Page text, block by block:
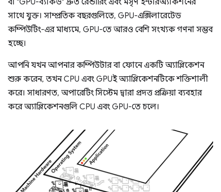
বা "GPU-ব্যাকড" দ্রুত রেন্ডারিং এবং মসৃণ ইন্টারঅ্যাকশনের
সাথে যুক্ত। সাম্প্রতিক বছরগুলিতে, GPU-এক্সিলারেটেড
কম্পিউটিং-এর মাধ্যমে, GPU-তে আরও বেশি সংখ্যক গণনা সম্ভব
হচ্ছে।
আপনি যখন আপনার কম্পিউটার বা ফোনে একটি অ্যাপ্লিকেশন
শুরু করেন, তখন CPU এবং GPUই অ্যাপ্লিকেশনটিকে শক্তিশালী
করে। সাধারণত, অপারেটিং সিস্টেম দ্বারা প্রদত্ত প্রক্রিয়া ব্যবহার
করে অ্যাপ্লিকেশনগুলি CPU এবং GPU-তে চলে।